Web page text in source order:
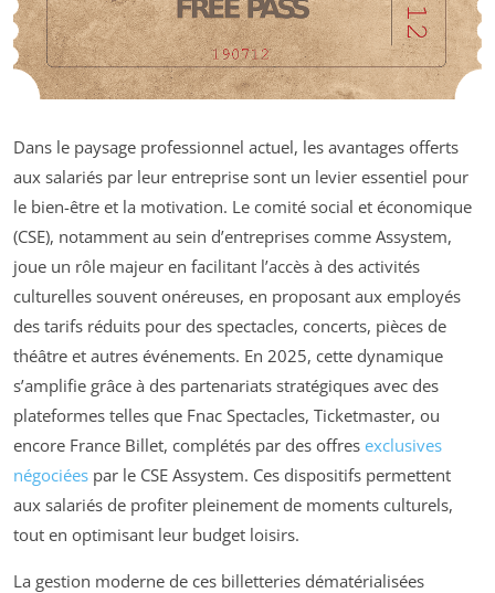
Dans le paysage professionnel actuel, les avantages offerts
aux salariés par leur entreprise sont un levier essentiel pour
le bien-être et la motivation. Le comité social et économique
(CSE), notamment au sein d’entreprises comme Assystem,
joue un rôle majeur en facilitant l’accès à des activités
culturelles souvent onéreuses, en proposant aux employés
des tarifs réduits pour des spectacles, concerts, pièces de
théâtre et autres événements. En 2025, cette dynamique
s’amplifie grâce à des partenariats stratégiques avec des
plateformes telles que Fnac Spectacles, Ticketmaster, ou
encore France Billet, complétés par des offres exclusives
négociées par le CSE Assystem. Ces dispositifs permettent
aux salariés de profiter pleinement de moments culturels,
tout en optimisant leur budget loisirs.
La gestion moderne de ces billetteries dématérialisées